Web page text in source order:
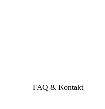
FAQ & Kontakt